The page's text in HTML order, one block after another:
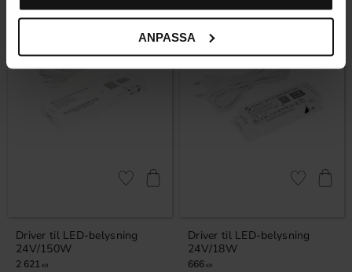
ANPASSA
Driver til LED-belysning
24V/150W
2 621 KR
Lagre som favoritt
Driver til LED-belysning
24V/18W
666 KR
Lagre som